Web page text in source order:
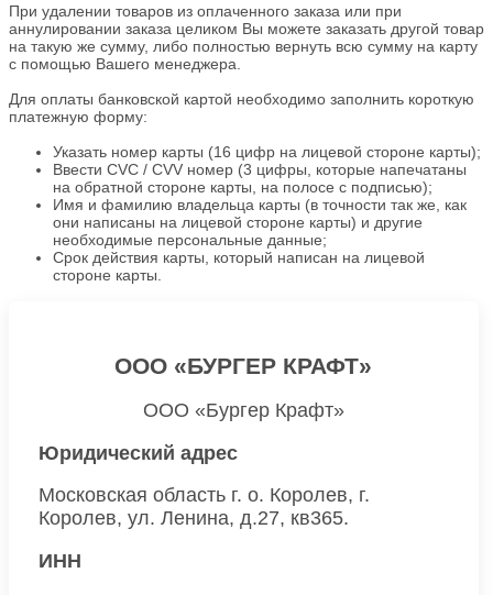
При удалении товаров из оплаченного заказа или при
аннулировании заказа целиком Вы можете заказать другой товар
на такую же сумму, либо полностью вернуть всю сумму на карту
с помощью Вашего менеджера.
Для оплаты банковской картой необходимо заполнить короткую
платежную форму:
Указать номер карты (16 цифр на лицевой стороне карты);
Ввести CVC / CVV номер (3 цифры, которые напечатаны
на обратной стороне карты, на полосе с подписью);
Имя и фамилию владельца карты (в точности так же, как
они написаны на лицевой стороне карты) и другие
необходимые персональные данные;
Срок действия карты, который написан на лицевой
стороне карты.
ООО «БУРГЕР КРАФТ»
ООО «Бургер Крафт»
Юридический адрес
Московская область г. о. Королев, г.
Королев, ул. Ленина, д.27, кв365.
ИНН